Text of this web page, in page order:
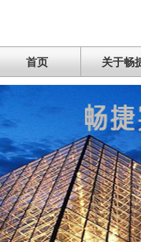
首页 关于畅